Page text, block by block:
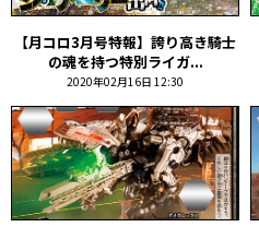
【月コロ3月号特報】誇り高き騎士
の魂を持つ特別ライガ...
2020年02月16日 12:30